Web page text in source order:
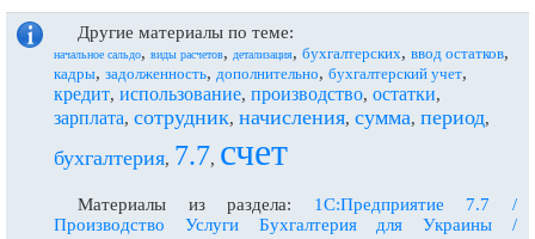
Другие материалы по теме:
начальное сальдо, виды расчетов, детализация, бухгалтерских, ввод остатков,
кадры, задолженность, дополнительно, бухгалтерский учет,
кредит, использование, производство, остатки,
зарплата, сотрудник, начисления, сумма, период,
бухгалтерия, 7.7, счет
Материалы из раздела: 1С:Предприятие 7.7 /
Производство Услуги Бухгалтерия для Украины /